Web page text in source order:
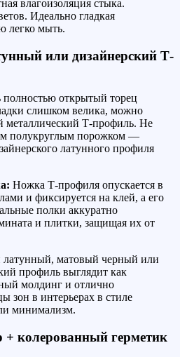
влагоизоляция стыка.
Идеально гладкая
легко мыть.
или дизайнерский Т-
полностью открытый торец
слишком велика, можно
металлический Т-профиль. Не
полукруглым порожком —
латунного профиля
Ножка Т-профиля опускается в
и фиксируется на клей, а его
полки аккуратно
и плитки, защищая их от
латунный, матовый черный или
профиль выглядит как
молдинг и отлично
зон в интерьерах в стиле
минимализм.
колерованный герметик